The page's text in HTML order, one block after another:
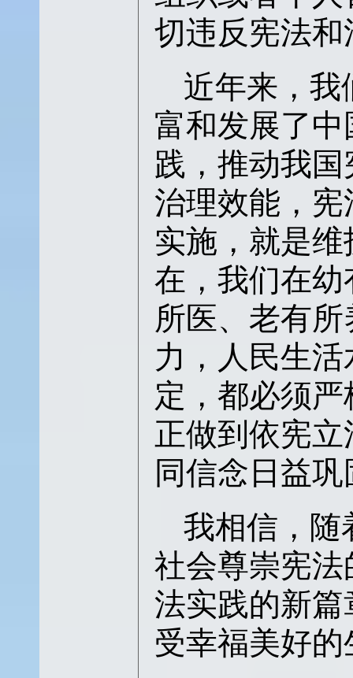
切违反宪法
近年来，我
富和发展了
践，推动我
治理效能，
实施，就是
在，我们在
所医、老有
力，人民生
定，都必须
正做到依宪
同信念日益
我相信，随
社会尊崇宪
法实践的新
受幸福美好的